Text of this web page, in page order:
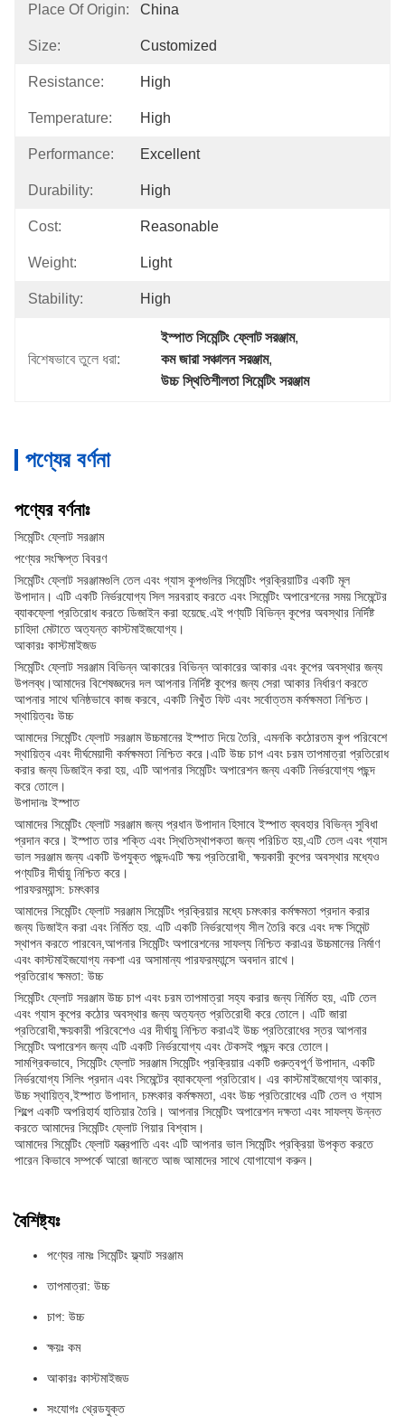
Place Of Origin: China
Size: Customized
Resistance: High
Temperature: High
Performance: Excellent
Durability: High
Cost: Reasonable
Weight: Light
Stability: High
বিশেষভাবে তুলে ধরা:
ইস্পাত সিমেন্টিং ফ্লোট সরঞ্জাম,
কম জারা সঞ্চালন সরঞ্জাম,
উচ্চ স্থিতিশীলতা সিমেন্টিং সরঞ্জাম
পণ্যের বর্ণনা
পণ্যের বর্ণনাঃ
সিমেন্টিং ফ্লোট সরঞ্জাম
পণ্যের সংক্ষিপ্ত বিবরণ
সিমেন্টিং ফ্লোট সরঞ্জামগুলি তেল এবং গ্যাস কূপগুলির সিমেন্টিং প্রক্রিয়াটির একটি মূল
উপাদান। এটি একটি নির্ভরযোগ্য সিল সরবরাহ করতে এবং সিমেন্টিং অপারেশনের সময় সিমেন্টের
ব্যাকফ্লো প্রতিরোধ করতে ডিজাইন করা হয়েছে.এই পণ্যটি বিভিন্ন কূপের অবস্থার নির্দিষ্ট
চাহিদা মেটাতে অত্যন্ত কাস্টমাইজযোগ্য।
আকারঃ কাস্টমাইজড
সিমেন্টিং ফ্লোট সরঞ্জাম বিভিন্ন আকারের বিভিন্ন আকারের আকার এবং কূপের অবস্থার জন্য
উপলব্ধ।আমাদের বিশেষজ্ঞদের দল আপনার নির্দিষ্ট কূপের জন্য সেরা আকার নির্ধারণ করতে
আপনার সাথে ঘনিষ্ঠভাবে কাজ করবে, একটি নিখুঁত ফিট এবং সর্বোত্তম কর্মক্ষমতা নিশ্চিত।
স্থায়িত্বঃ উচ্চ
আমাদের সিমেন্টিং ফ্লোট সরঞ্জাম উচ্চমানের ইস্পাত দিয়ে তৈরি, এমনকি কঠোরতম কূপ পরিবেশে
স্থায়িত্ব এবং দীর্ঘমেয়াদী কর্মক্ষমতা নিশ্চিত করে।এটি উচ্চ চাপ এবং চরম তাপমাত্রা প্রতিরোধ
করার জন্য ডিজাইন করা হয়, এটি আপনার সিমেন্টিং অপারেশন জন্য একটি নির্ভরযোগ্য পছন্দ
করে তোলে।
উপাদানঃ ইস্পাত
আমাদের সিমেন্টিং ফ্লোট সরঞ্জাম জন্য প্রধান উপাদান হিসাবে ইস্পাত ব্যবহার বিভিন্ন সুবিধা
প্রদান করে। ইস্পাত তার শক্তি এবং স্থিতিস্থাপকতা জন্য পরিচিত হয়,এটি তেল এবং গ্যাস
ভাল সরঞ্জাম জন্য একটি উপযুক্ত পছন্দএটি ক্ষয় প্রতিরোধী, ক্ষয়কারী কূপের অবস্থার মধ্যেও
পণ্যটির দীর্ঘায়ু নিশ্চিত করে।
পারফরম্যান্স: চমৎকার
আমাদের সিমেন্টিং ফ্লোট সরঞ্জাম সিমেন্টিং প্রক্রিয়ার মধ্যে চমৎকার কর্মক্ষমতা প্রদান করার
জন্য ডিজাইন করা এবং নির্মিত হয়. এটি একটি নির্ভরযোগ্য সীল তৈরি করে এবং দক্ষ সিমেন্ট
স্থাপন করতে পারবেন,আপনার সিমেন্টিং অপারেশনের সাফল্য নিশ্চিত করাএর উচ্চমানের নির্মাণ
এবং কাস্টমাইজযোগ্য নকশা এর অসামান্য পারফরম্যান্সে অবদান রাখে।
প্রতিরোধ ক্ষমতা: উচ্চ
সিমেন্টিং ফ্লোট সরঞ্জাম উচ্চ চাপ এবং চরম তাপমাত্রা সহ্য করার জন্য নির্মিত হয়, এটি তেল
এবং গ্যাস কূপের কঠোর অবস্থার জন্য অত্যন্ত প্রতিরোধী করে তোলে। এটি জারা
প্রতিরোধী,ক্ষয়কারী পরিবেশেও এর দীর্ঘায়ু নিশ্চিত করাএই উচ্চ প্রতিরোধের স্তর আপনার
সিমেন্টিং অপারেশন জন্য এটি একটি নির্ভরযোগ্য এবং টেকসই পছন্দ করে তোলে।
সামগ্রিকভাবে, সিমেন্টিং ফ্লোট সরঞ্জাম সিমেন্টিং প্রক্রিয়ার একটি গুরুত্বপূর্ণ উপাদান, একটি
নির্ভরযোগ্য সিলিং প্রদান এবং সিমেন্টের ব্যাকফ্লো প্রতিরোধ। এর কাস্টমাইজযোগ্য আকার,
উচ্চ স্থায়িত্ব,ইস্পাত উপাদান, চমৎকার কর্মক্ষমতা, এবং উচ্চ প্রতিরোধের এটি তেল ও গ্যাস
শিল্পে একটি অপরিহার্য হাতিয়ার তৈরি। আপনার সিমেন্টিং অপারেশন দক্ষতা এবং সাফল্য উন্নত
করতে আমাদের সিমেন্টিং ফ্লোট গিয়ার বিশ্বাস।
আমাদের সিমেন্টিং ফ্লোট যন্ত্রপাতি এবং এটি আপনার ভাল সিমেন্টিং প্রক্রিয়া উপকৃত করতে
পারেন কিভাবে সম্পর্কে আরো জানতে আজ আমাদের সাথে যোগাযোগ করুন।
বৈশিষ্ট্যঃ
পণ্যের নামঃ সিমেন্টিং ফ্ল্যাট সরঞ্জাম
তাপমাত্রা: উচ্চ
চাপ: উচ্চ
ক্ষয়ঃ কম
আকারঃ কাস্টমাইজড
সংযোগঃ থ্রেডযুক্ত